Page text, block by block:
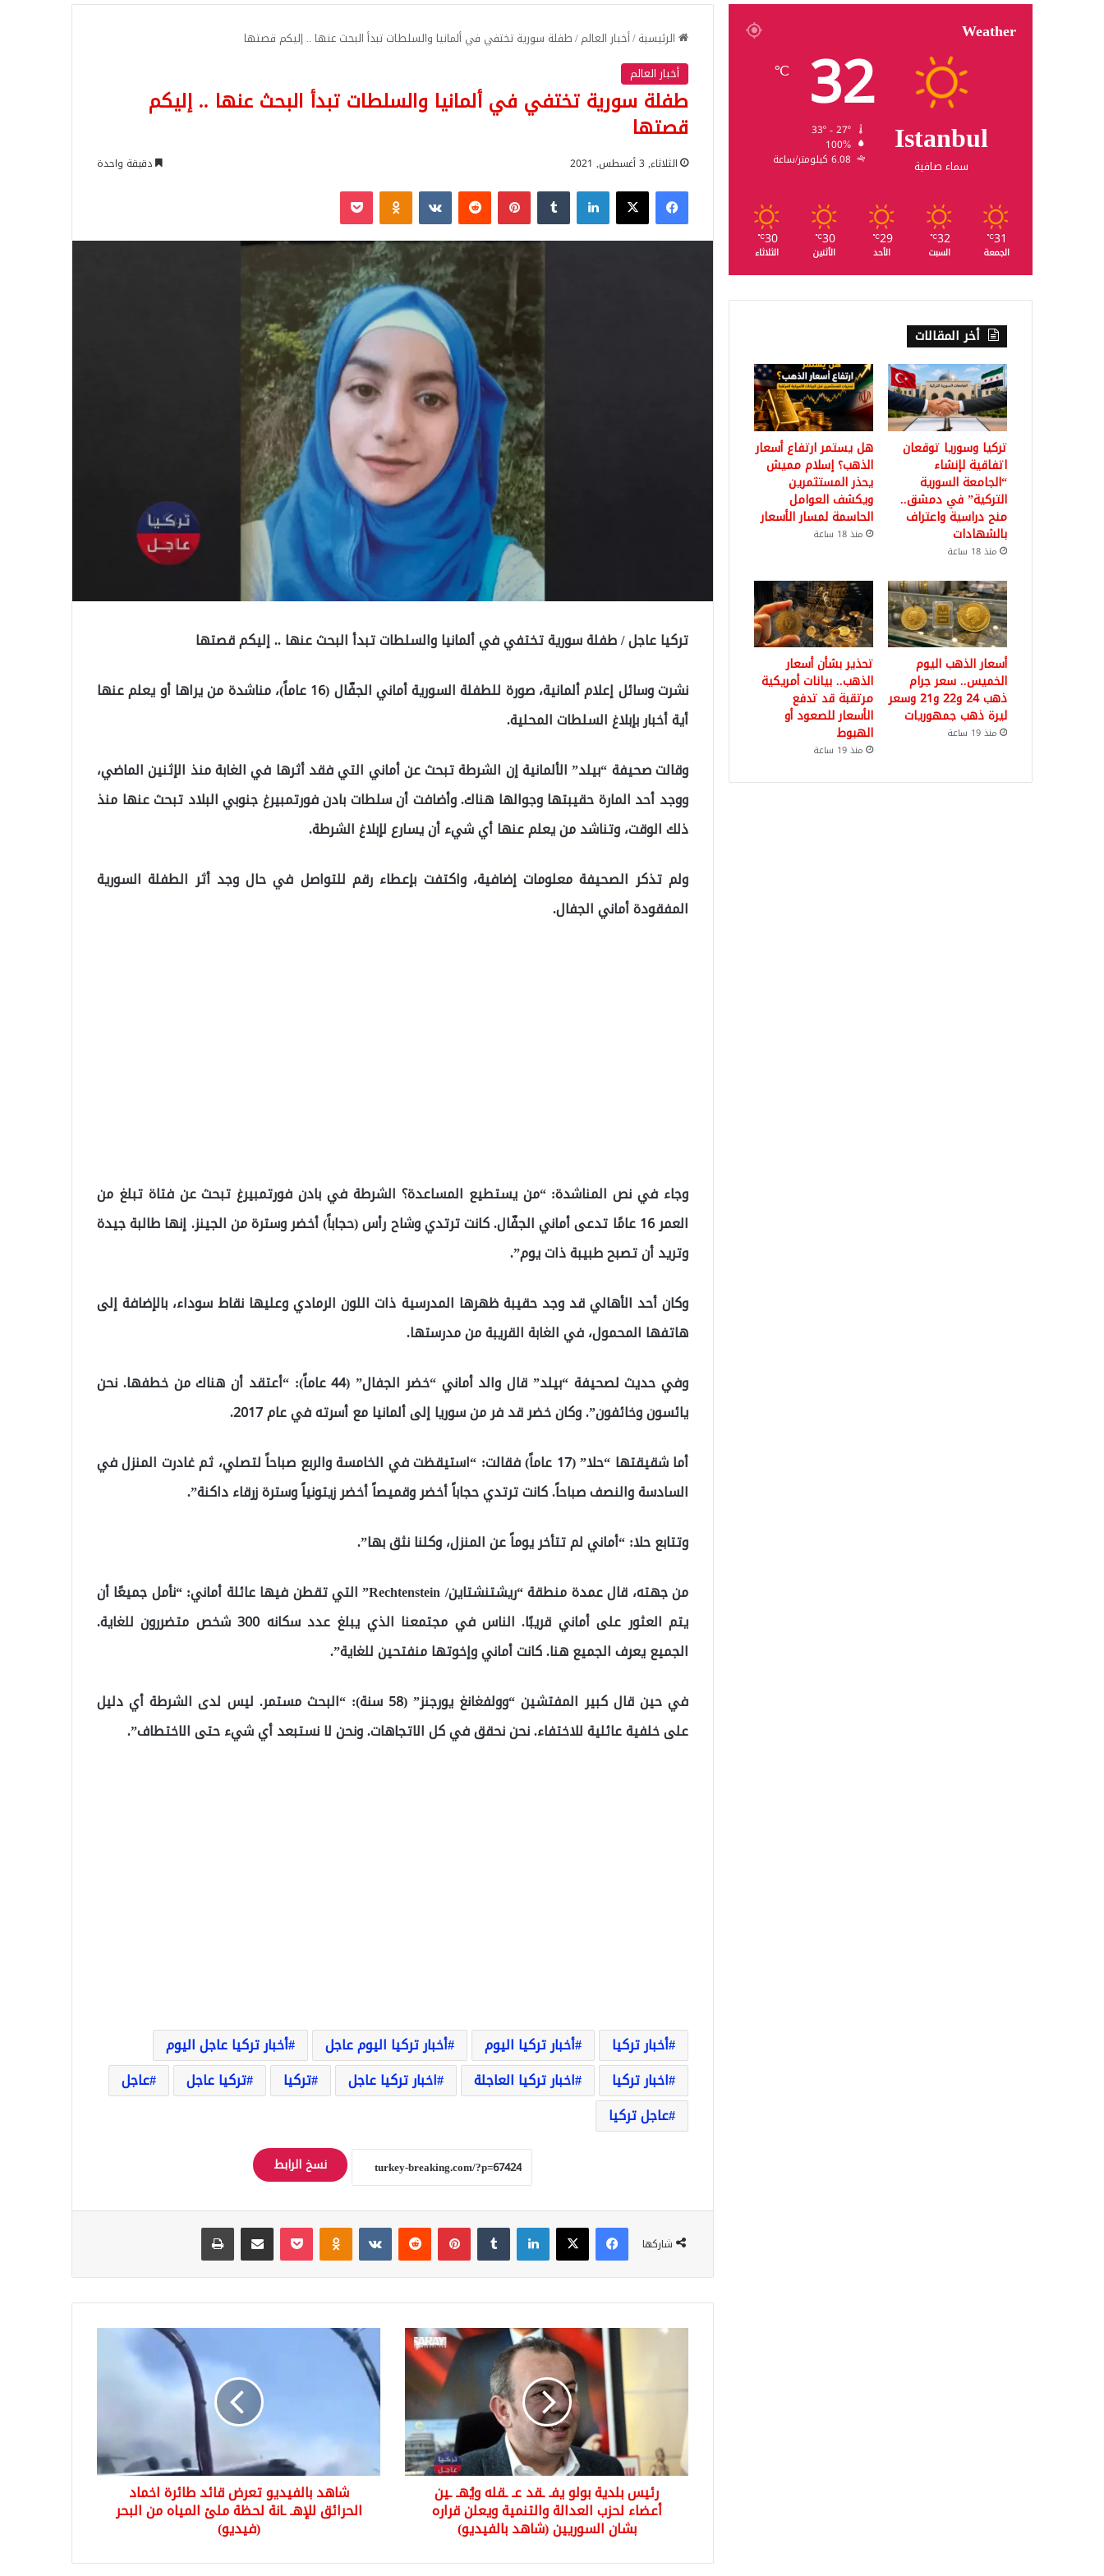
الرئيسية/أخبار العالم/طفلة سورية تختفي في ألمانيا والسلطات تبدأ البحث عنها .. إليكم قصتها
أخبار العالم
طفلة سورية تختفي في ألمانيا والسلطات تبدأ البحث عنها .. إليكم
قصتها
الثلاثاء, 3 أغسطس, 2021 دقيقة واحدة
فيسبوك‫X لينكدإن بينتيريست Odnoklassniki
‫Pocket
تركيا عاجل / طفلة سورية تختفي في ألمانيا والسلطات تبدأ البحث عنها .. إليكم قصتها
نشرت وسائل إعلام ألمانية، صورة للطفلة السورية أماني الجفّال (16 عاماً)، مناشدة من يراها أو يعلم عنها
أية أخبار بإبلاغ السلطات المحلية.
وقالت صحيفة “بيلد” الألمانية إن الشرطة تبحث عن أماني التي فقد أثرها في الغابة منذ الإثنين الماضي،
ووجد أحد المارة حقيبتها وجوالها هناك. وأضافت أن سلطات بادن فورتمبيرغ جنوبي البلاد تبحث عنها منذ
ذلك الوقت، وتناشد من يعلم عنها أي شيء أن يسارع لإبلاغ الشرطة.
ولم تذكر الصحيفة معلومات إضافية، واكتفت بإعطاء رقم للتواصل في حال وجد أثر الطفلة السورية
المفقودة أماني الجفال.
وجاء في نص المناشدة: “من يستطيع المساعدة؟ الشرطة في بادن فورتمبيرغ تبحث عن فتاة تبلغ من
العمر 16 عامًا تدعى أماني الجفّال. كانت ترتدي وشاح رأس (حجاباً) أخضر وسترة من الجينز. إنها طالبة جيدة
وتريد أن تصبح طبيبة ذات يوم”.
وكان أحد الأهالي قد وجد حقيبة ظهرها المدرسية ذات اللون الرمادي وعليها نقاط سوداء، بالإضافة إلى
هاتفها المحمول، في الغابة القريبة من مدرستها.
وفي حديث لصحيفة “بيلد” قال والد أماني “خضر الجفال” (44 عاماً): “أعتقد أن هناك من خطفها. نحن
يائسون وخائفون”. وكان خضر قد فر من سوريا إلى ألمانيا مع أسرته في عام 2017.
أما شقيقتها “حلا” (17 عاماً) فقالت: “استيقظت في الخامسة والربع صباحاً لتصلي، ثم غادرت المنزل في
السادسة والنصف صباحاً. كانت ترتدي حجاباً أخضر وقميصاً أخضر زيتونياً وسترة زرقاء داكنة”.
وتتابع حلا: “أماني لم تتأخر يوماً عن المنزل، وكلنا نثق بها”.
من جهته، قال عمدة منطقة “ريشتنشتاين/ Rechtenstein” التي تقطن فيها عائلة أماني: “نأمل جميعًا أن
يتم العثور على أماني قريبًا. الناس في مجتمعنا الذي يبلغ عدد سكانه 300 شخص متضررون للغاية.
الجميع يعرف الجميع هنا. كانت أماني وإخوتها منفتحين للغاية”.
في حين قال كبير المفتشين “وولفغانغ يورجنز” (58 سنة): “البحث مستمر. ليس لدى الشرطة أي دليل
على خلفية عائلية للاختفاء. نحن نحقق في كل الاتجاهات. ونحن لا نستبعد أي شيء حتى الاختطاف”.
أخبار تركيا أخبار تركيا اليوم أخبار تركيا اليوم عاجل
أخبار تركيا عاجل اليوم
اخبار تركيا
اخبار تركيا العاجلة اخبار تركيا عاجل تركيا تركيا عاجل
عاجل
عاجل تركيا
نسخ الرابط
شاركها
فيسبوك‫X لينكدإن بينتيريست Odnoklassniki
‫Pocket مشاركة عبر البريد طباعة
رئيس
يفـ
عـ
ـقله
ويُهـ
ـين
ويعلن
رئيس بلدية بولو يفـ ـقد عـ ـقله ويُهـ ـين
أعضاء لحزب العدالة والتنمية ويعلن قراره
بشان السوريين (شاهد بالفيديو)
شاهد
بالفيديو
تعرض
قائد
طائرة
ـانة
البحر
شاهد بالفيديو تعرض قائد طائرة اخماد
الحرائق للإهـ ـانة لحظة ملئ المياه من البحر
(فيديو)
Weather
Istanbul
سماء صافية
32
℃
100%
6.08 كيلومتر/ساعة
31
℃
الجمعة
32
℃
السبت
29
℃
الأحد
30
℃
الأثنين
30
℃
الثلاثاء
أخر المقالات
تركيا وسوريا توقعان
اتفاقية لإنشاء
“الجامعة السورية
التركية” في دمشق..
منح دراسية واعتراف
بالشهادات
منذ 18 ساعة
هل يستمر ارتفاع أسعار
الذهب؟ إسلام مميش
يحذر المستثمرين
ويكشف العوامل
الحاسمة لمسار الأسعار
منذ 18 ساعة
أسعار الذهب اليوم
الخميس.. سعر جرام
ذهب 24 و22 و21 وسعر
ليرة ذهب جمهوريات
منذ 19 ساعة
تحذير بشأن أسعار
الذهب.. بيانات أمريكية
مرتقبة قد تدفع
الأسعار للصعود أو
الهبوط
منذ 19 ساعة